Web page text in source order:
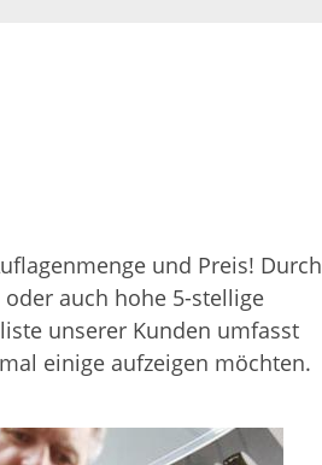
und Preis! Durch
auch hohe 5-stellige
unserer Kunden umfasst
einige aufzeigen möchten.